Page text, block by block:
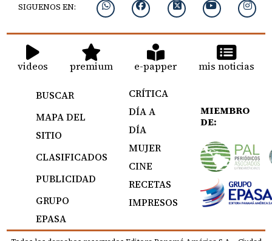
SIGUENOS EN:
videos premium e-papper mis noticias
BUSCAR
MAPA DEL
SITIO
CLASIFICADOS
PUBLICIDAD
GRUPO
EPASA
CRÍTICA
DÍA A
DÍA
MUJER
CINE
RECETAS
IMPRESOS
MIEMBRO
DE: